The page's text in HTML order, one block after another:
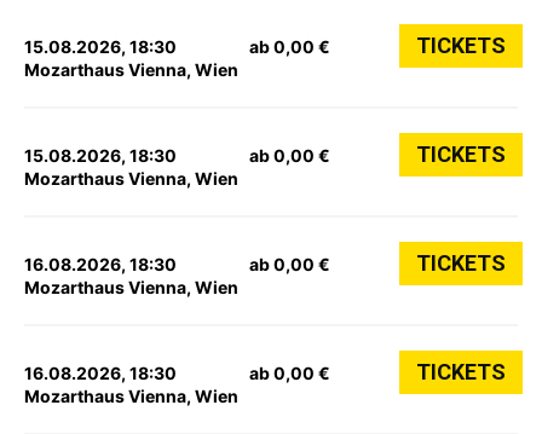
15.08.2026, 18:30
Mozarthaus Vienna, Wien
ab 0,00 € TICKETS
15.08.2026, 18:30
Mozarthaus Vienna, Wien
ab 0,00 € TICKETS
16.08.2026, 18:30
Mozarthaus Vienna, Wien
ab 0,00 € TICKETS
16.08.2026, 18:30
Mozarthaus Vienna, Wien
ab 0,00 € TICKETS